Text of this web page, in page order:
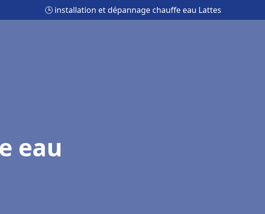
🕒 installation et dépannage chauffe eau Lattes
eau